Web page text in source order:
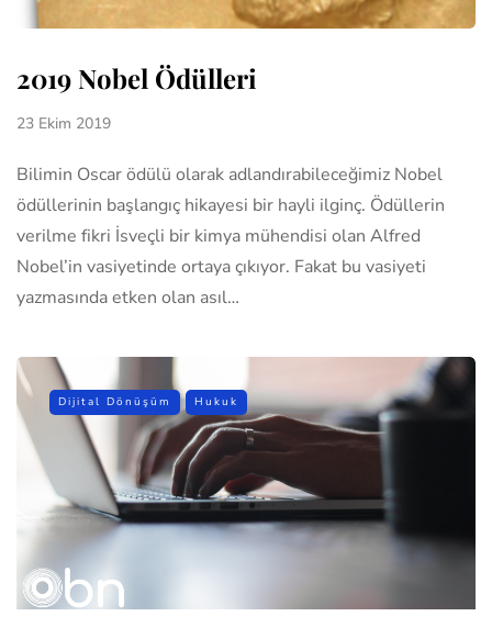
2019 Nobel Ödülleri
23 Ekim 2019
Bilimin Oscar ödülü olarak adlandırabileceğimiz Nobel
ödüllerinin başlangıç hikayesi bir hayli ilginç. Ödüllerin
verilme fikri İsveçli bir kimya mühendisi olan Alfred
Nobel’in vasiyetinde ortaya çıkıyor. Fakat bu vasiyeti
yazmasında etken olan asıl…
Dijital Dönüşüm Hukuk